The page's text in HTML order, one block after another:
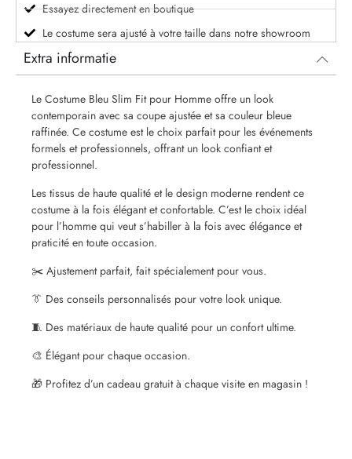
Essayez directement en boutique
Le costume sera ajusté à votre taille dans notre showroom
Extra informatie
Le Costume Bleu Slim Fit pour Homme offre un look
contemporain avec sa coupe ajustée et sa couleur bleue
raffinée. Ce costume est le choix parfait pour les événements
formels et professionnels, offrant un look confiant et
professionnel.
Les tissus de haute qualité et le design moderne rendent ce
costume à la fois élégant et confortable. C’est le choix idéal
pour l’homme qui veut s’habiller à la fois avec élégance et
praticité en toute occasion.
✂️ Ajustement parfait, fait spécialement pour vous.
👔 Des conseils personnalisés pour votre look unique.
🧵 Des matériaux de haute qualité pour un confort ultime.
🎨 Élégant pour chaque occasion.
🎁 Profitez d’un cadeau gratuit à chaque visite en magasin !